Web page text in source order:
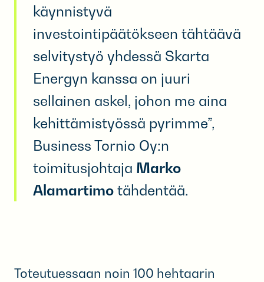
käynnistyvä
investointipäätökseen tähtäävä
selvitystyö yhdessä Skarta
Energyn kanssa on juuri
sellainen askel, johon me aina
kehittämistyössä pyrimme”,
Business Tornio Oy:n
toimitusjohtaja Marko
Alamartimo tähdentää.
Toteutuessaan noin 100 hehtaarin